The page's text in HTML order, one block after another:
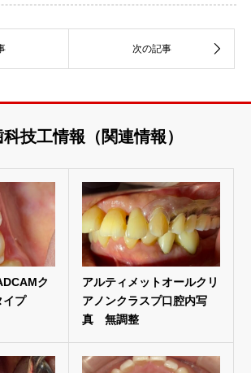
技工情報（関連情報）
ク
プ
アルティメットオールクリ
アノンクラスプ口腔内写
真 無調整